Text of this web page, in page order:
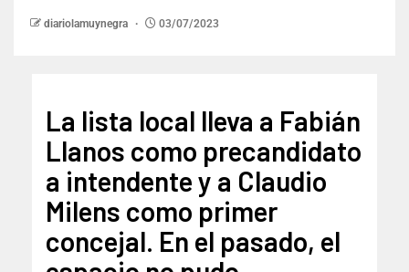
diariolamuynegra 03/07/2023
La lista local lleva a Fabián
Llanos como precandidato
a intendente y a Claudio
Milens como primer
concejal. En el pasado, el